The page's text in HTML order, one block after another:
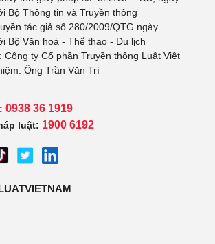
Bộ Thông tin và Truyền thông
tác giả số 280/2009/QTG ngày
Bộ Văn hoá - Thể thao - Du lịch
Công ty Cổ phần Truyền thông Luật Việt
Ông Trần Văn Trí
0938 36 1919
luật: 1900 6192